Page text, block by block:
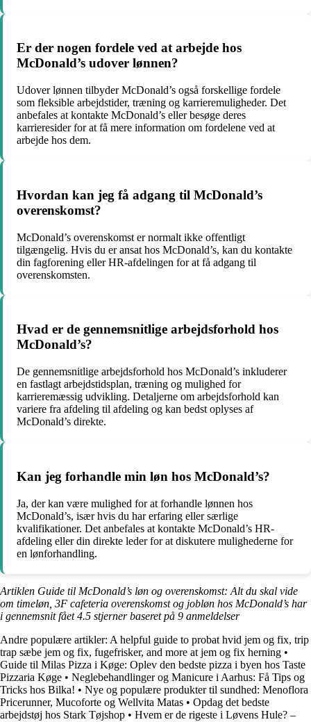
Er der nogen fordele ved at arbejde hos
McDonald’s udover lønnen?
Udover lønnen tilbyder McDonald’s også forskellige fordele
som fleksible arbejdstider, træning og karrieremuligheder. Det
anbefales at kontakte McDonald’s eller besøge deres
karrieresider for at få mere information om fordelene ved at
arbejde hos dem.
Hvordan kan jeg få adgang til McDonald’s
overenskomst?
McDonald’s overenskomst er normalt ikke offentligt
tilgængelig. Hvis du er ansat hos McDonald’s, kan du kontakte
din fagforening eller HR-afdelingen for at få adgang til
overenskomsten.
Hvad er de gennemsnitlige arbejdsforhold hos
McDonald’s?
De gennemsnitlige arbejdsforhold hos McDonald’s inkluderer
en fastlagt arbejdstidsplan, træning og mulighed for
karrieremæssig udvikling. Detaljerne om arbejdsforhold kan
variere fra afdeling til afdeling og kan bedst oplyses af
McDonald’s direkte.
Kan jeg forhandle min løn hos McDonald’s?
Ja, der kan være mulighed for at forhandle lønnen hos
McDonald’s, især hvis du har erfaring eller særlige
kvalifikationer. Det anbefales at kontakte McDonald’s HR-
afdeling eller din direkte leder for at diskutere mulighederne for
en lønforhandling.
Artiklen Guide til McDonald’s løn og overenskomst: Alt du skal vide
om timeløn, 3F cafeteria overenskomst og jobløn hos McDonald’s har
i gennemsnit fået4.5 stjerner baseret på 9 anmeldelser
Andre populære artikler: A helpful guide to probat hvid jem og fix, trip
trap sæbe jem og fix, fugefrisker, and more at jem og fix herning •
Guide til Milas Pizza i Køge: Oplev den bedste pizza i byen hos Taste
Pizzaria Køge • Neglebehandlinger og Manicure i Aarhus: Få Tips og
Tricks hos Bilka! • Nye og populære produkter til sundhed: Menoflora
Pricerunner, Mucoforte og Wellvita Matas • Opdag det bedste
arbejdstøj hos Stark Tøjshop • Hvem er de rigeste i Løvens Hule? –